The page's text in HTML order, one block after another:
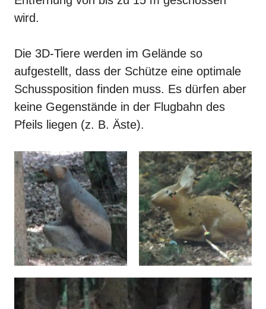
wird.
Die 3D-Tiere werden im Gelände so
aufgestellt, dass der Schütze eine optimale
Schussposition finden muss. Es dürfen aber
keine Gegenstände in der Flugbahn des
Pfeils liegen (z. B. Äste).